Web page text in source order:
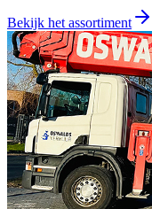
Bekijk het assortiment